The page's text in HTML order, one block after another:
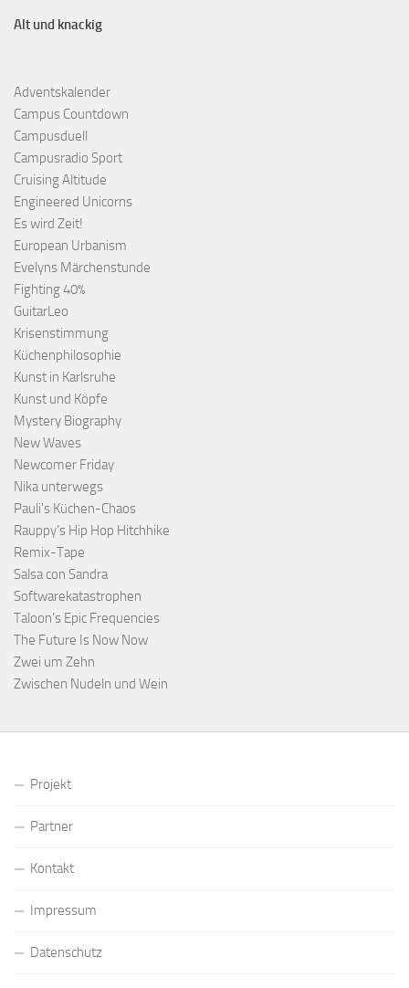
Alt und knackig
Adventskalender
Campus Countdown
Campusduell
Campusradio Sport
Cruising Altitude
Engineered Unicorns
Es wird Zeit!
European Urbanism
Evelyns Märchenstunde
Fighting 40%
GuitarLeo
Krisenstimmung
Küchenphilosophie
Kunst in Karlsruhe
Kunst und Köpfe
Mystery Biography
New Waves
Newcomer Friday
Nika unterwegs
Pauli's Küchen-Chaos
Rauppy’s Hip Hop Hitchhike
Remix-Tape
Salsa con Sandra
Softwarekatastrophen
Taloon’s Epic Frequencies
The Future Is Now Now
Zwei um Zehn
Zwischen Nudeln und Wein
Projekt
Partner
Kontakt
Impressum
Datenschutz